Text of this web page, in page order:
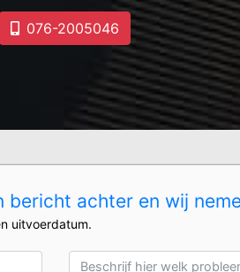
076-2005046
achter en wij
uitvoerdatum.